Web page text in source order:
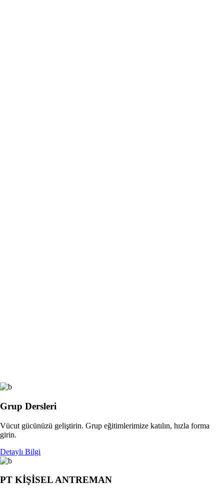
Grup Dersleri
Vücut gücünüzü geliştirin. Grup eğitimlerimize katılın, hızla forma
girin.
Detaylı Bilgi
PT KİŞİSEL ANTREMAN